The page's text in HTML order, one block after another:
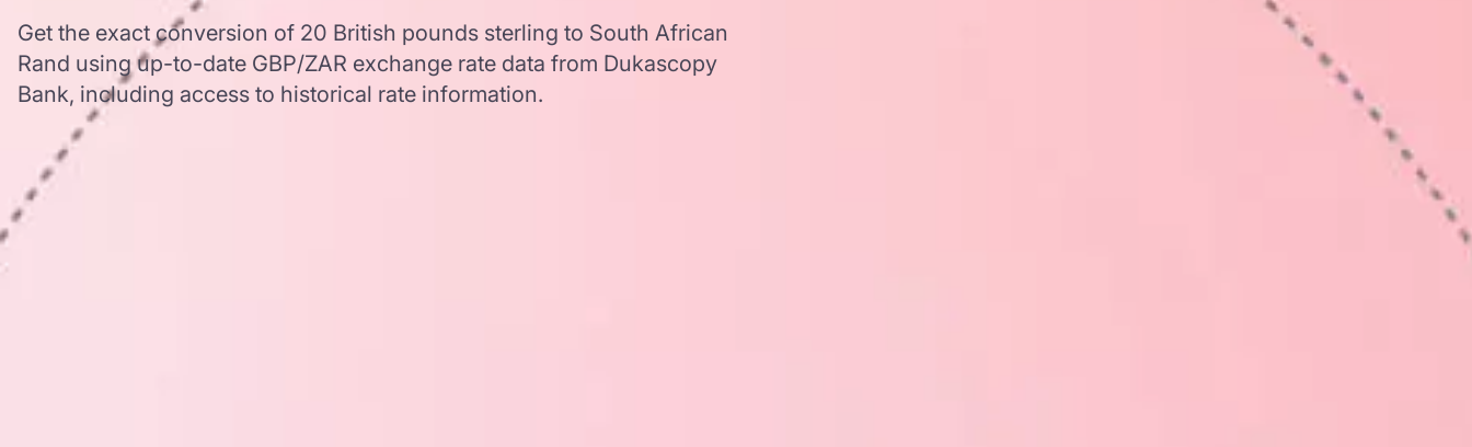
Get the exact conversion of 20 British pounds sterling to South African
Rand using up-to-date GBP/ZAR exchange rate data from Dukascopy
Bank, including access to historical rate information.